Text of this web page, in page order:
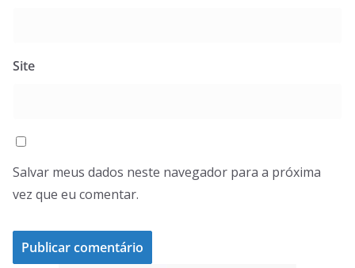
Site
Salvar meus dados neste navegador para a próxima
vez que eu comentar.